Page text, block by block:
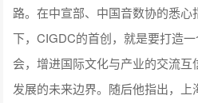
路。在中宣部、中国音数协的悉
下，CIGDC的首创，就是要打造
会，增进国际文化与产业的交流
发展的未来边界。随后他指出，